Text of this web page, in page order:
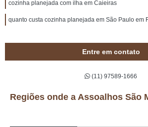
cozinha planejada com ilha em Caieiras
quanto custa cozinha planejada em São Paulo em
Entre em contato
(11) 97589-1666
Regiões onde a Assoalhos São